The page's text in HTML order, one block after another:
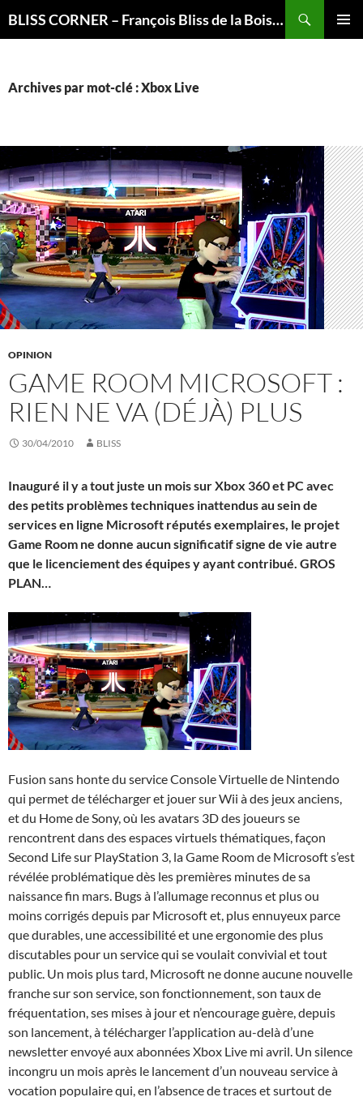
BLISS CORNER – François Bliss de la Boissière is here
Archives par mot-clé : Xbox Live
OPINION
GAME ROOM MICROSOFT :
RIEN NE VA (DÉJÀ) PLUS
30/04/2010 BLISS
Inauguré il y a tout juste un mois sur Xbox 360 et PC avec
des petits problèmes techniques inattendus au sein de
services en ligne Microsoft réputés exemplaires, le projet
Game Room ne donne aucun significatif signe de vie autre
que le licenciement des équipes y ayant contribué. GROS
PLAN…
Fusion sans honte du service Console Virtuelle de Nintendo
qui permet de télécharger et jouer sur Wii à des jeux anciens,
et du Home de Sony, où les avatars 3D des joueurs se
rencontrent dans des espaces virtuels thématiques, façon
Second Life sur PlayStation 3, la Game Room de Microsoft s’est
révélée problématique dès les premières minutes de sa
naissance fin mars. Bugs à l’allumage reconnus et plus ou
moins corrigés depuis par Microsoft et, plus ennuyeux parce
que durables, une accessibilité et une ergonomie des plus
discutables pour un service qui se voulait convivial et tout
public. Un mois plus tard, Microsoft ne donne aucune nouvelle
franche sur son service, son fonctionnement, son taux de
fréquentation, ses mises à jour et n’encourage guère, depuis
son lancement, à télécharger l’application au-delà d’une
newsletter envoyé aux abonnées Xbox Live mi avril. Un silence
incongru un mois après le lancement d’un nouveau service à
vocation populaire qui, en l’absence de traces et surtout de